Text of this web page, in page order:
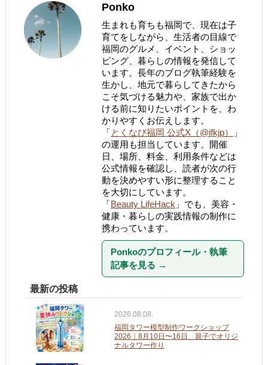
Ponko
生まれも育ちも福岡で、現在は子
育てをしながら、生活者の目線で
福岡のグルメ、イベント、ショッ
ピング、暮らしの情報を発信して
います。長年のブログ執筆経験を
生かし、地元で暮らしてきたから
こそ気づける魅力や、家族で出か
ける前に知りたいポイントを、わ
かりやすくお伝えします。
「 とくなび福岡 公式X（@ifkjp）
」
の運用も担当しています。開催
日、場所、料金、利用条件などは
公式情報を確認し、読者が次の行
動を決めやすい形に整理すること
を大切にしています。
「 Beauty LifeHack」でも、美容・
健康・暮らしの実践情報の制作に
携わっています。
Ponkoのプロフィール・執筆
記事を見る →
最新の投稿
2026.08.08.
福岡タワー模型制作ワークショップ
2026｜8月10日〜16日、親子でオリジ
ナルタワー作り